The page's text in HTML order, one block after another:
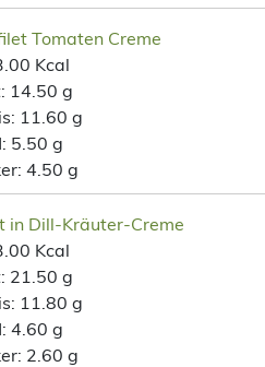
Tomaten Creme
Kcal
14.50 g
11.60 g
5.50 g
4.50 g
in Dill-Kräuter-Creme
Kcal
21.50 g
11.80 g
4.60 g
2.60 g